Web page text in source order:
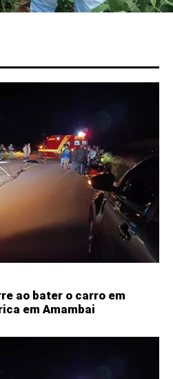
ao bater o carro em
em Amambai